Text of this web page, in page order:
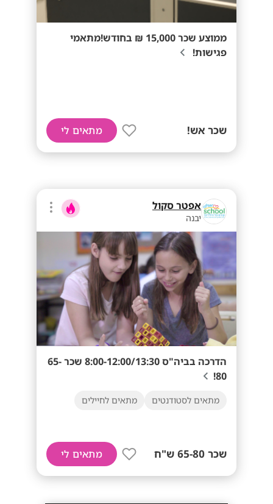
ממוצע שכר 15,000 ₪ בחודש!מתאמי
פגישות!
שכר אש! מתאים לי
אפטר סקול
יבנה
הדרכה בביה"ס 8:00-12:00/13:30 שכר 65-
80!
מתאים לסטודנטים מתאים לחיילים
שכר 65-80 ש"ח מתאים לי